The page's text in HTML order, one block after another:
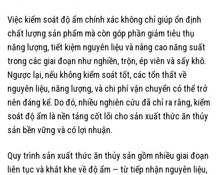
Việc kiểm soát độ ẩm chính xác không chỉ giúp ổn định
chất lượng sản phẩm mà còn góp phần giảm tiêu thụ
năng lượng, tiết kiệm nguyên liệu và nâng cao năng suất
trong các giai đoạn như nghiền, trộn, ép viên và sấy khô.
Ngược lại, nếu không kiểm soát tốt, các tổn thất về
nguyên liệu, năng lượng, và chi phí vận chuyển có thể trở
nên đáng kể. Do đó, nhiều nghiên cứu đã chỉ ra rằng, kiểm
soát độ ẩm là nền tảng cốt lõi cho sản xuất thức ăn thủy
sản bền vững và có lợi nhuận.
Quy trình sản xuất thức ăn thủy sản gồm nhiều giai đoạn
liên tục và khắt khe về độ ẩm — từ tiếp nhận nguyên liệu,